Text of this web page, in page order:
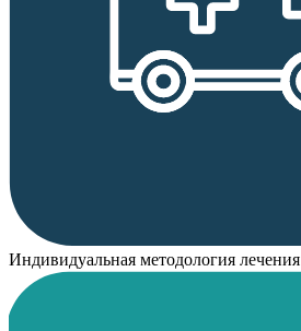
Индивидуальная методология лечения